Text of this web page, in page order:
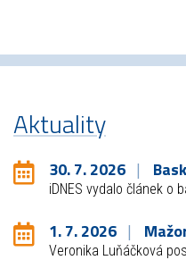
Aktuality
30. 7. 2026
iDNES vydalo článek o
1. 7. 2026
Veronika Luňáčková